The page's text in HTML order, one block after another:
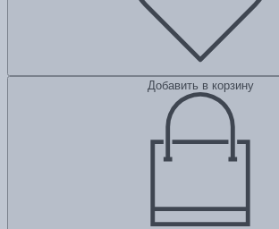
Добавить в корзину